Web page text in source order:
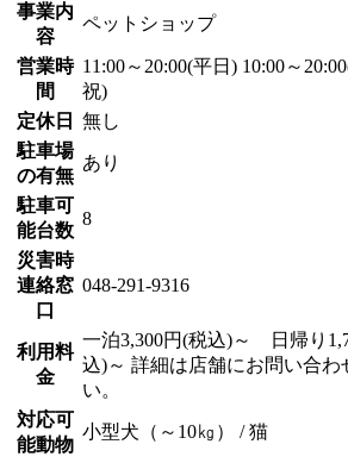
事業内
容
ペットショップ
営業時
間
11:00～20:00(平日) 10:00～
祝)
定休日
無し
駐車場
の有無
あり
駐車可
能台数
8
災害時
連絡窓
口
048-291-9316
利用料
金
一泊3,300円(税込)～ 日帰り
込)～ 詳細は店舗にお問い合わ
い。
対応可
能動物
小型犬（～10㎏） / 猫